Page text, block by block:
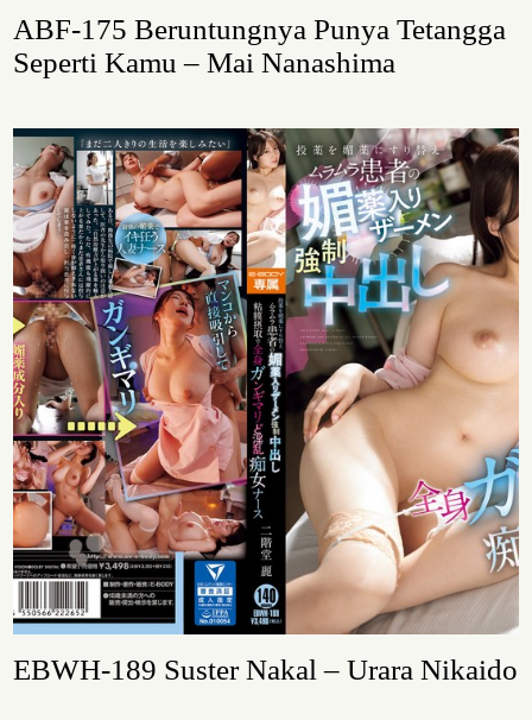
ABF-175 Beruntungnya Punya Tetangga
Seperti Kamu – Mai Nanashima
EBWH-189 Suster Nakal – Urara Nikaido